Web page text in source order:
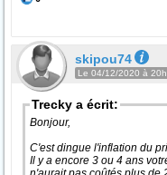
skipou74
Le 04/12/2020 à
Trecky a écrit:
Bonjour,
C'est dingue l'inflation du
Il y a encore 3 ou 4 ans